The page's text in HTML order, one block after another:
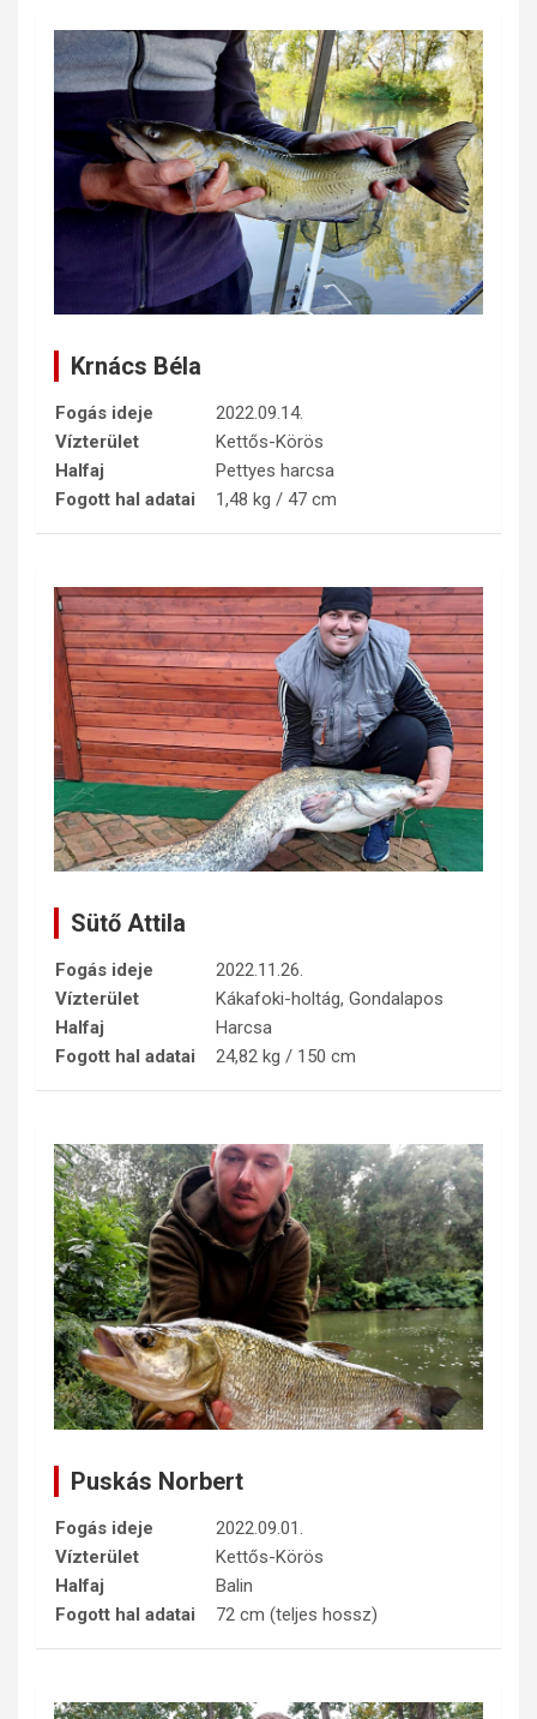
Krnács Béla
Fogás ideje
2022.09.14.
Vízterület
Kettős-Körös
Halfaj
Pettyes harcsa
Fogott hal adatai
1,48 kg / 47 cm
Sütő Attila
Fogás ideje
2022.11.26.
Vízterület
Kákafoki-holtág, Gondalapos
Halfaj
Harcsa
Fogott hal adatai
24,82 kg / 150 cm
Puskás Norbert
Fogás ideje
2022.09.01.
Vízterület
Kettős-Körös
Halfaj
Balin
Fogott hal adatai
72 cm (teljes hossz)